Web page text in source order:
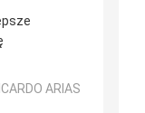
ARIAS